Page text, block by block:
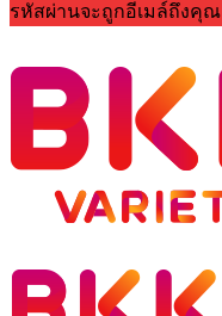
รหัสผ่านจะถูกอีเมล์ถึงคุณ